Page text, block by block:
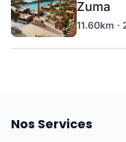
Zuma
11.60km ·
Nos Services